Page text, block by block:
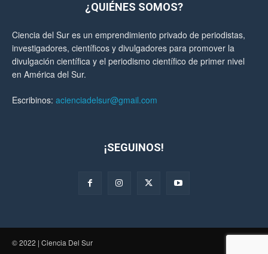
¿QUIÉNES SOMOS?
Ciencia del Sur es un emprendimiento privado de periodistas,
investigadores, científicos y divulgadores para promover la
divulgación científica y el periodismo científico de primer nivel
en América del Sur.
Escribinos: acienciadelsur@gmail.com
¡SEGUINOS!
© 2022 | Ciencia Del Sur